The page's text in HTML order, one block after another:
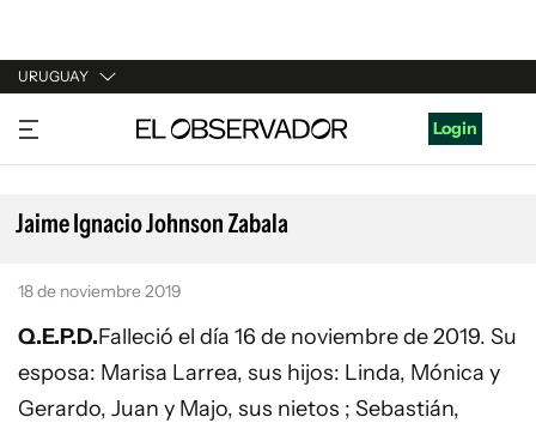
URUGUAY
URUGUAY
ARGENTINA
ESPAÑA
Login
Jaime Ignacio Johnson Zabala
18 de noviembre 2019
Q.E.P.D.Falleció el día 16 de noviembre de 2019. Su
esposa: Marisa Larrea, sus hijos: Linda, Mónica y
Gerardo, Juan y Majo, sus nietos ; Sebastián,